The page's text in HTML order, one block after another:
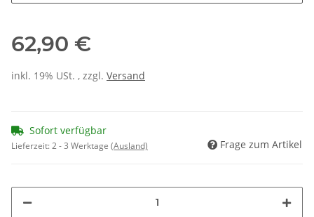
62,90 €
inkl. 19% USt. , zzgl. Versand
Sofort verfügbar
Lieferzeit:2 - 3 Werktage (Ausland) Frage zum Artikel